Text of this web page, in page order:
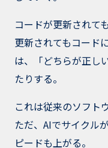
コードが更新されて
更新されてもコード
は、「どちらが正し
たりする。
これは従来のソフト
ただ、AIでサイクル
ピードも上がる。